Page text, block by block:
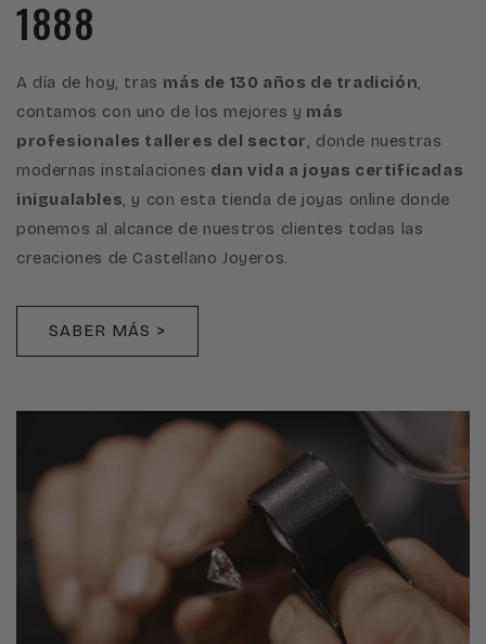
1888
A día de hoy, tras más de 130 años de tradición,
contamos con uno de los mejores y más
profesionales talleres del sector, donde nuestras
modernas instalaciones dan vida a joyas certificadas
inigualables, y con esta tienda de joyas online donde
ponemos al alcance de nuestros clientes todas las
creaciones de Castellano Joyeros.
SABER MÁS >